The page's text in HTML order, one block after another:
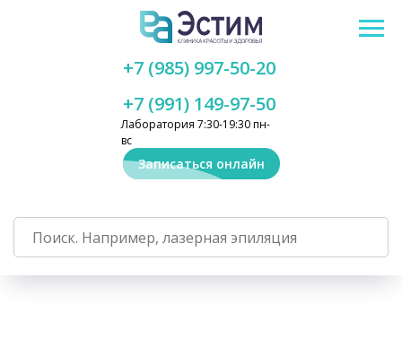
Лаборатория 7:30-19:30 пн-
вс
+7 (991) 149-97-50
+7 (985) 997-50-20
Записаться онлайн